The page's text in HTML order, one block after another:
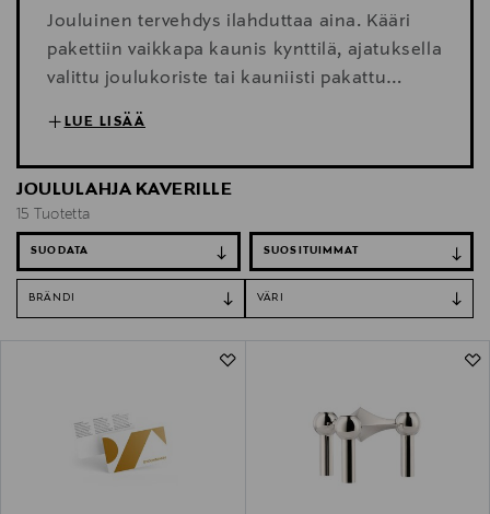
Jouluinen tervehdys ilahduttaa aina. Kääri
pakettiin vaikkapa kaunis kynttilä, ajatuksella
valittu joulukoriste tai kauniisti pakattu
delituote, ja anna pieni, mutta ilahduttava
tuttavalle. Kokosimme yhteen sesongin
suosikit, jotka tuovat taatusti jouluiloa
lahjansaajalle.
LUE LISÄÄ
JOULULAHJA KAVERILLE
15 Tuotetta
SUODATA
BRÄNDI VÄRI